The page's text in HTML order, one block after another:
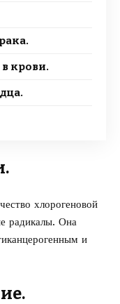
крови.
хлорогеновой
радикалы. Она
и